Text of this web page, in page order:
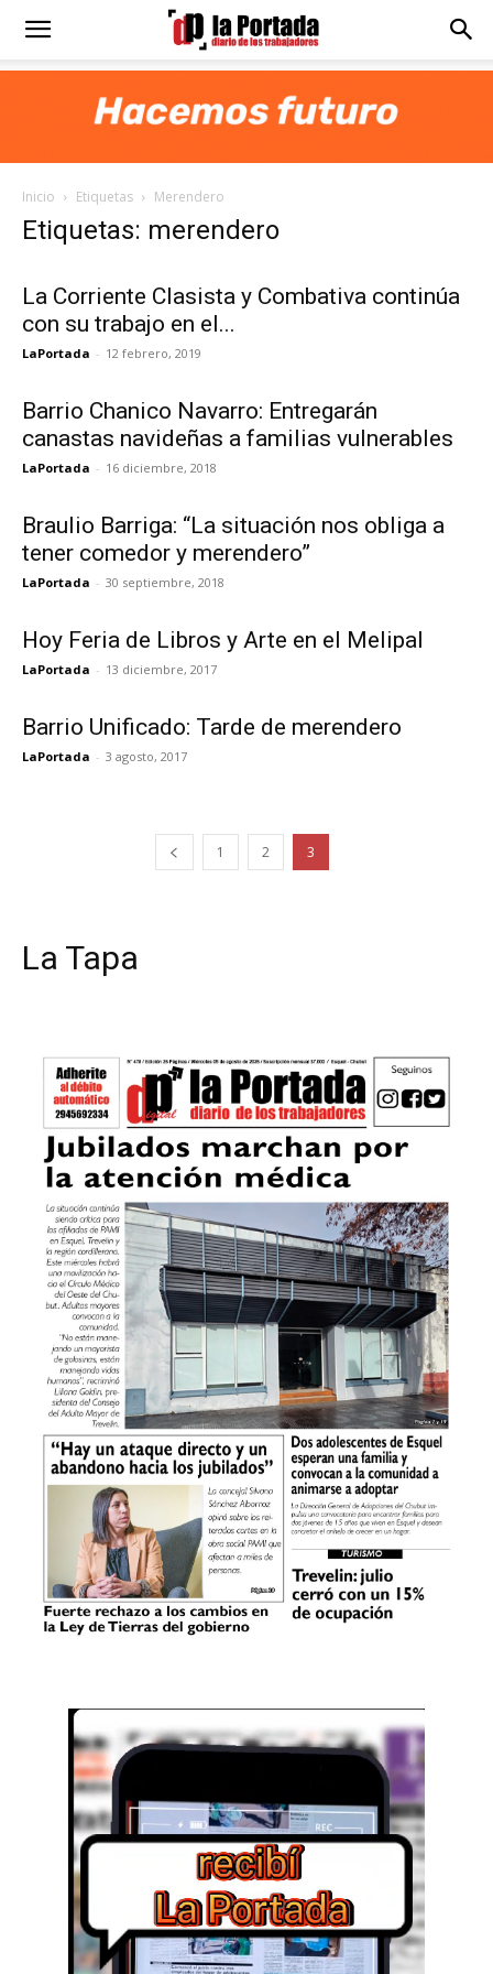
Diario
Portada
Inicio Etiquetas Merendero
Etiquetas: merendero
La Corriente Clasista y Combativa continúa
con su trabajo en el...
LaPortada - 12 febrero, 2019
Barrio Chanico Navarro: Entregarán
canastas navideñas a familias vulnerables
LaPortada - 16 diciembre, 2018
Braulio Barriga: “La situación nos obliga a
tener comedor y merendero”
LaPortada - 30 septiembre, 2018
Hoy Feria de Libros y Arte en el Melipal
LaPortada - 13 diciembre, 2017
Barrio Unificado: Tarde de merendero
LaPortada - 3 agosto, 2017
1 2 3
La Tapa